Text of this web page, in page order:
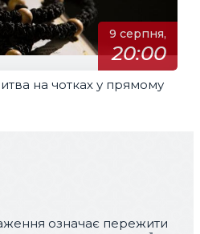
9 серпня,
20:00
на чотках у прямому
означає пережити